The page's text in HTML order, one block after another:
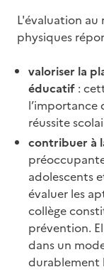
L'évaluation
physiques
valoriser la
éducatif :
l’importance
réussite
contribuer à
adolescents
évaluer les
collège
prévention.
dans un
durablement